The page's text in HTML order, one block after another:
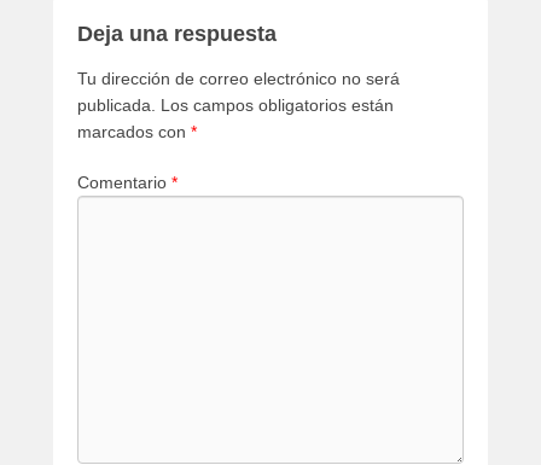
Deja una respuesta
Tu dirección de correo electrónico no será
publicada.
Los campos obligatorios están
marcados con *
Comentario *